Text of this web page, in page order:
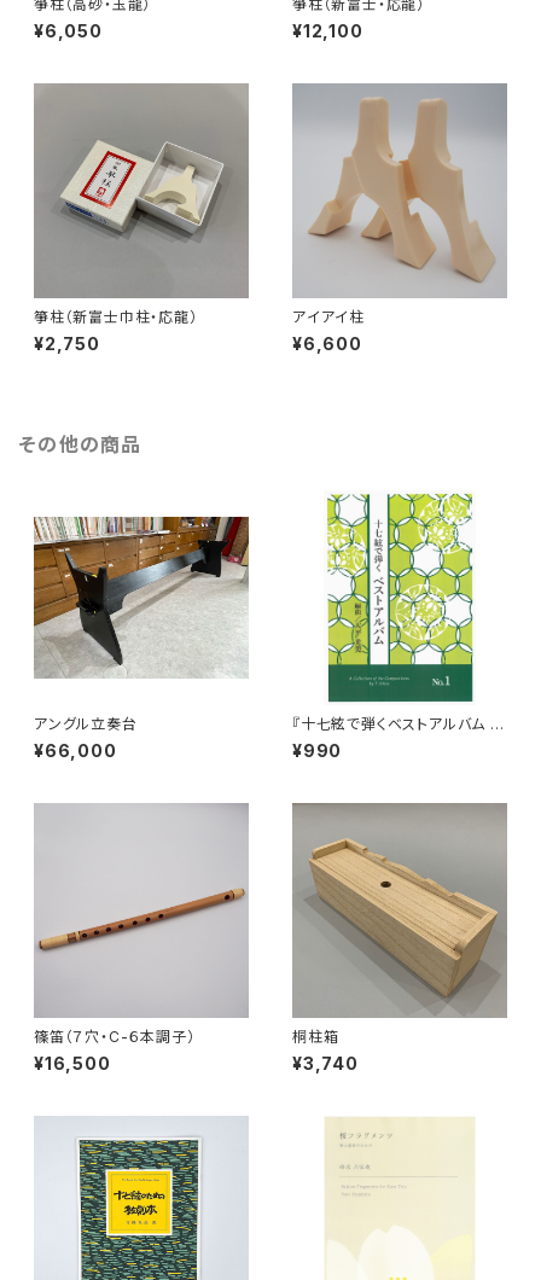
箏柱（高砂・玉龍）
¥6,050
箏柱（新富士・応龍）
¥12,100
箏柱（新富士巾柱・応龍）
¥2,750
アイアイ柱
¥6,600
その他の商品
アングル立奏台
¥66,000
『十七絃で弾くベストアルバム N
o.1』
¥990
篠笛（７穴・C-６本調子）
¥16,500
桐柱箱
¥3,740